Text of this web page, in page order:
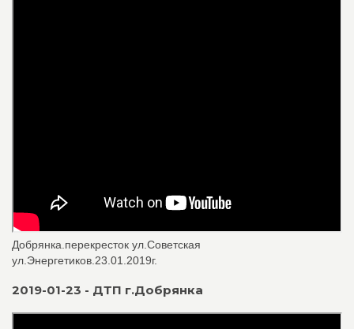
Добрянка.перекресток ул.Советская
ул.Энергетиков.23.01.2019г.
2019-01-23 - ДТП г.Добрянка